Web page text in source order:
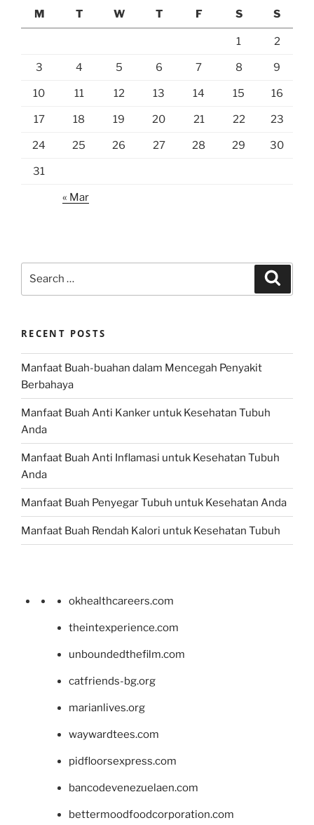
M
T W T F S S
1 2
3 4 5 6 7 8 9
10 11 12 13 14 15 16
17 18 19 20 21 22 23
24 25 26 27 28 29 30
31
« Mar
RECENT POSTS
Manfaat Buah-buahan dalam Mencegah Penyakit
Berbahaya
Manfaat Buah Anti Kanker untuk Kesehatan Tubuh
Anda
Manfaat Buah Anti Inflamasi untuk Kesehatan Tubuh
Anda
Manfaat Buah Penyegar Tubuh untuk Kesehatan Anda
Manfaat Buah Rendah Kalori untuk Kesehatan Tubuh
okhealthcareers.com
theintexperience.com
unboundedthefilm.com
catfriends-bg.org
marianlives.org
waywardtees.com
pidfloorsexpress.com
bancodevenezuelaen.com
bettermoodfoodcorporation.com